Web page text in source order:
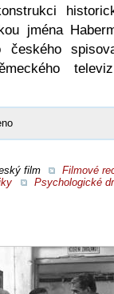
jména
film
Filmové
Psychologické